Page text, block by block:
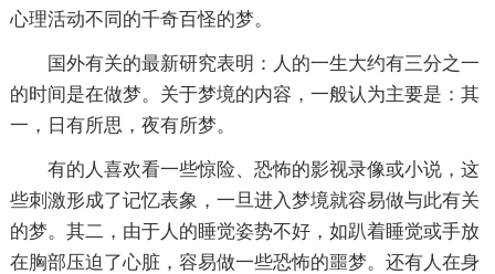
心理活动不同的千奇百怪的梦。
国外有关的最新研究表明：人的一生大约有三分之一
的时间是在做梦。关于梦境的内容，一般认为主要是：其
一，日有所思，夜有所梦。
有的人喜欢看一些惊险、恐怖的影视录像或小说，这
些刺激形成了记忆表象，一旦进入梦境就容易做与此有关
的梦。其二，由于人的睡觉姿势不好，如趴着睡觉或手放
在胸部压迫了心脏，容易做一些恐怖的噩梦。还有人在身